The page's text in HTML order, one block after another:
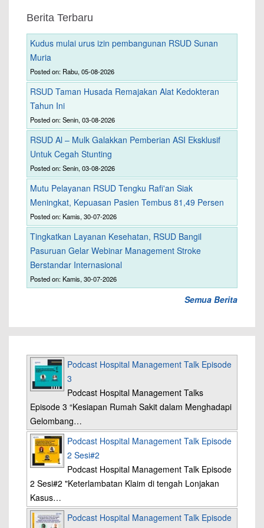
Berita Terbaru
Kudus mulai urus izin pembangunan RSUD Sunan
Muria
Posted on: Rabu, 05-08-2026
RSUD Taman Husada Remajakan Alat Kedokteran
Tahun Ini
Posted on: Senin, 03-08-2026
RSUD Al – Mulk Galakkan Pemberian ASI Eksklusif
Untuk Cegah Stunting
Posted on: Senin, 03-08-2026
Mutu Pelayanan RSUD Tengku Rafi'an Siak
Meningkat, Kepuasan Pasien Tembus 81,49 Persen
Posted on: Kamis, 30-07-2026
Tingkatkan Layanan Kesehatan, RSUD Bangil
Pasuruan Gelar Webinar Management Stroke
Berstandar Internasional
Posted on: Kamis, 30-07-2026
Semua Berita
Podcast Hospital Management Talk Episode
3
Podcast Hospital Management Talks
Episode 3 “Kesiapan Rumah Sakit dalam Menghadapi
Gelombang…
Podcast Hospital Management Talk Episode
2 Sesi#2
Podcast Hospital Management Talk Episode
2 Sesi#2 "Keterlambatan Klaim di tengah Lonjakan
Kasus…
Podcast Hospital Management Talk Episode